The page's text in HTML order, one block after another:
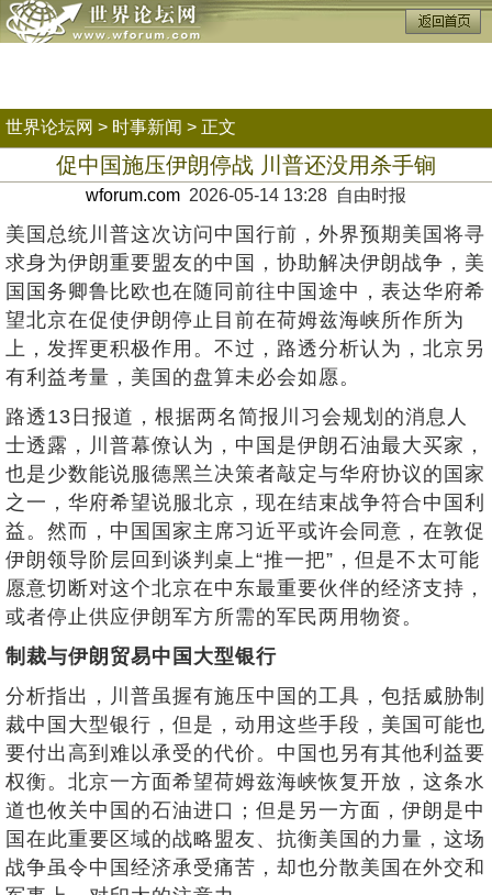
世界论坛网 > 时事新闻 > 正文
促中国施压伊朗停战 川普还没用杀手锏
wforum.com 2026-05-14 13:28 自由时报
美国总统川普这次访问中国行前，外界预期美国将寻
求身为伊朗重要盟友的中国，协助解决伊朗战争，美
国国务卿鲁比欧也在随同前往中国途中，表达华府希
望北京在促使伊朗停止目前在荷姆兹海峡所作所为
上，发挥更积极作用。不过，路透分析认为，北京另
有利益考量，美国的盘算未必会如愿。
路透13日报道，根据两名简报川习会规划的消息人
士透露，川普幕僚认为，中国是伊朗石油最大买家，
也是少数能说服德黑兰决策者敲定与华府协议的国家
之一，华府希望说服北京，现在结束战争符合中国利
益。然而，中国国家主席习近平或许会同意，在敦促
伊朗领导阶层回到谈判桌上“推一把”，但是不太可能
愿意切断对这个北京在中东最重要伙伴的经济支持，
或者停止供应伊朗军方所需的军民两用物资。
制裁与伊朗贸易中国大型银行
分析指出，川普虽握有施压中国的工具，包括威胁制
裁中国大型银行，但是，动用这些手段，美国可能也
要付出高到难以承受的代价。中国也另有其他利益要
权衡。北京一方面希望荷姆兹海峡恢复开放，这条水
道也攸关中国的石油进口；但是另一方面，伊朗是中
国在此重要区域的战略盟友、抗衡美国的力量，这场
战争虽令中国经济承受痛苦，却也分散美国在外交和